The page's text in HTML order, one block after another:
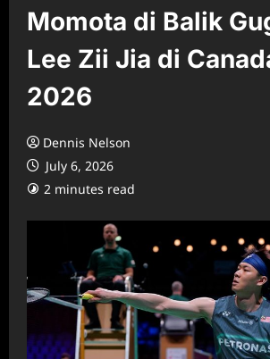
Momota di Balik
Lee Zii Jia di
2026
Dennis Nelson
July 6, 2026
2 minutes read